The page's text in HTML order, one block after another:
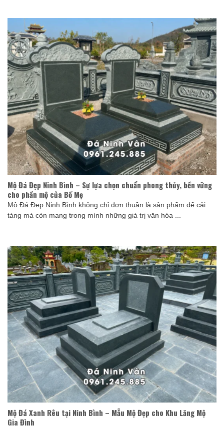
Mộ Đá Đẹp Ninh Bình – Sự lựa chọn chuẩn phong thủy, bền vững
cho phần mộ của Bố Mẹ
Mộ Đá Đẹp Ninh Bình không chỉ đơn thuần là sản phẩm để cải
táng mà còn mang trong mình những giá trị văn hóa ...
Mộ Đá Xanh Rêu tại Ninh Bình – Mẫu Mộ Đẹp cho Khu Lăng Mộ
Gia Đình